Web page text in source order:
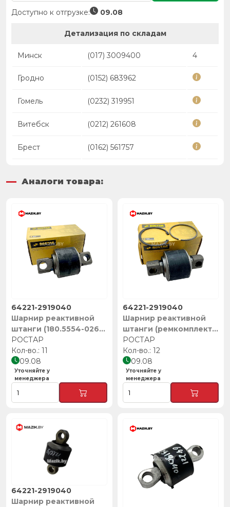
Доступно к отгрузке: 09.08
Детализация по складам
Минск (017) 3009400 4
Гродно (0152) 683962
Гомель (0232) 319951
Витебск (0212) 261608
Брест (0162) 561757
Аналоги товара:
Шарнир реактивной
штанги (180.5554-026),
РОСТАР
64221-2919040
РОСТАР
11
09.08
Уточняйте у
менеджера
Шарнир реактивной
штанги (ремкомплект)
с кольцами (64221-
2919026+32-010) 64221-
2919, РОСТАР
64221-2919040
РОСТАР
12
09.08
Уточняйте у
менеджера
Шарнир реактивной
64221-2919040